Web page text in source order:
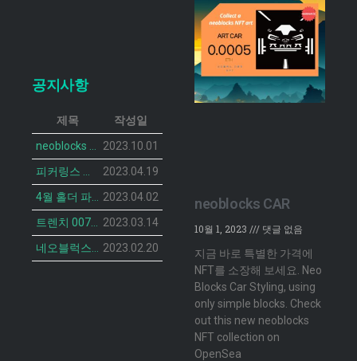
공지사항
제목
작성일
2023.10.01
2023.04.19
2023.04.02
2023.03.14
2023.02.20
neoblocks CAR
10월 1, 2023
댓글 없음
지금 바로 특별한 가격에
NFT를 소장해 보세요. Neo
Blocks Car Styling, using
only simple blocks. Check
out this new neoblocks
NFT collection on
OpenSea